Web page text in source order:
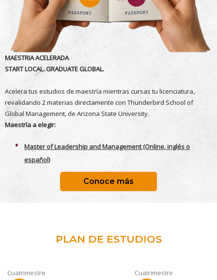
MAESTRIA ACELERADA
START LOCAL. GRADUATE GLOBAL.
Acelera tus estudios de maestría mientras cursas tu licenciatura,
revalidando 2 materias directamente con Thunderbird School of
Global Management, de Arizona State University.
Maestría a elegir:
Master of Leadership and Management (Online, inglés o
español)
Conoce más
PLAN DE ESTUDIOS
Cuatrimestre Cuatrimestre